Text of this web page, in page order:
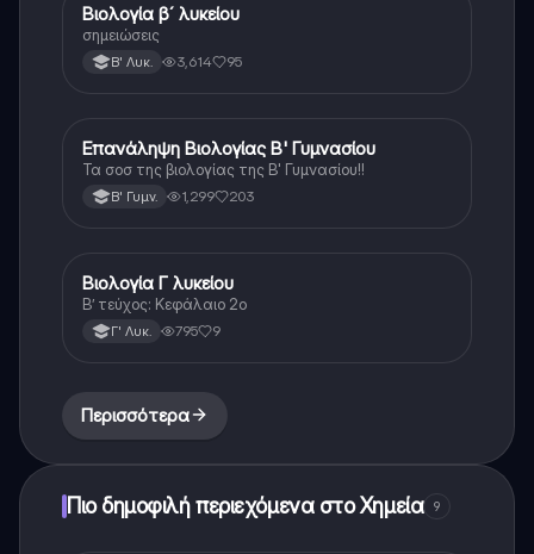
Βιολογία
Βιολογία β´ λυκείου
σημειώσεις
Β' Λυκ. 3,614 95
Βιολογία
Επανάληψη Βιολογίας Β' Γυμνασίου
Τα σοσ της βιολογίας της Β' Γυμνασίου!!
Β' Γυμν. 1,299 203
Βιολογία (Θετ.)
Βιολογία Γ λυκείου
Β’ τεύχος: Κεφάλαιο 2ο
Γ' Λυκ. 795 9
Περισσότερα
Πιο δημοφιλή περιεχόμενα στο Χημεία 9